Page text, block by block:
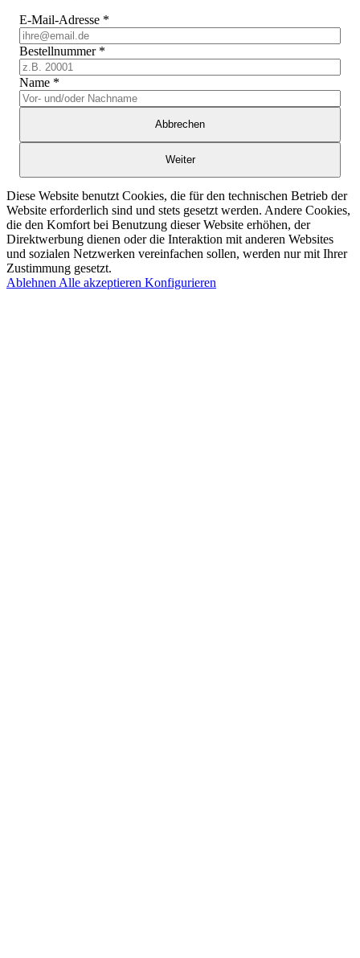
E-Mail-Adresse *
Bestellnummer *
Name *
Abbrechen
Weiter
Diese Website benutzt Cookies, die für den technischen Betrieb der
Website erforderlich sind und stets gesetzt werden. Andere Cookies,
die den Komfort bei Benutzung dieser Website erhöhen, der
Direktwerbung dienen oder die Interaktion mit anderen Websites
und sozialen Netzwerken vereinfachen sollen, werden nur mit Ihrer
Zustimmung gesetzt.
Ablehnen Alle akzeptieren Konfigurieren